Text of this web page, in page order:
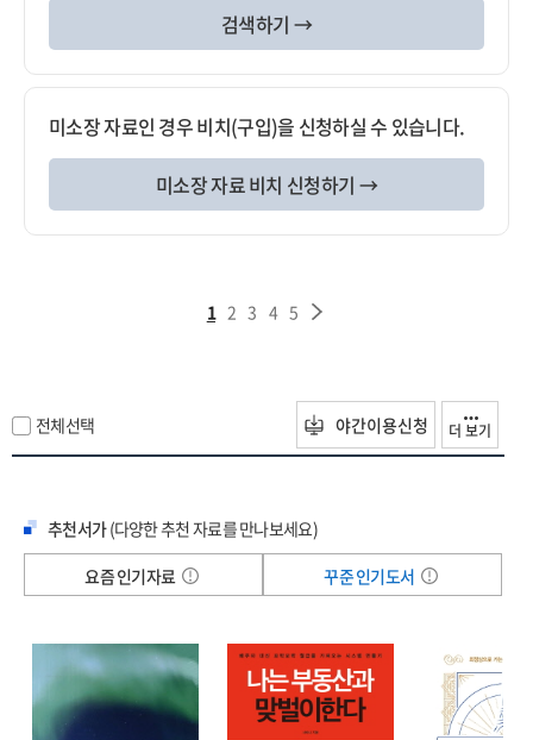
검색하기 →
미소장 자료인 경우 비치(구입)을 신청하실 수 있습니다.
미소장 자료 비치 신청하기 →
1 2 3 4 5
전체선택 야간이용신청 더 보기
추천서가(다양한 추천 자료를 만나보세요)
요즘 인기자료
꾸준 인기도서